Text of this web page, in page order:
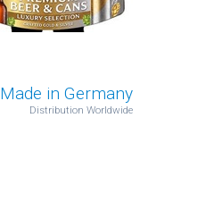
Made in Germany
Distribution Worldwide